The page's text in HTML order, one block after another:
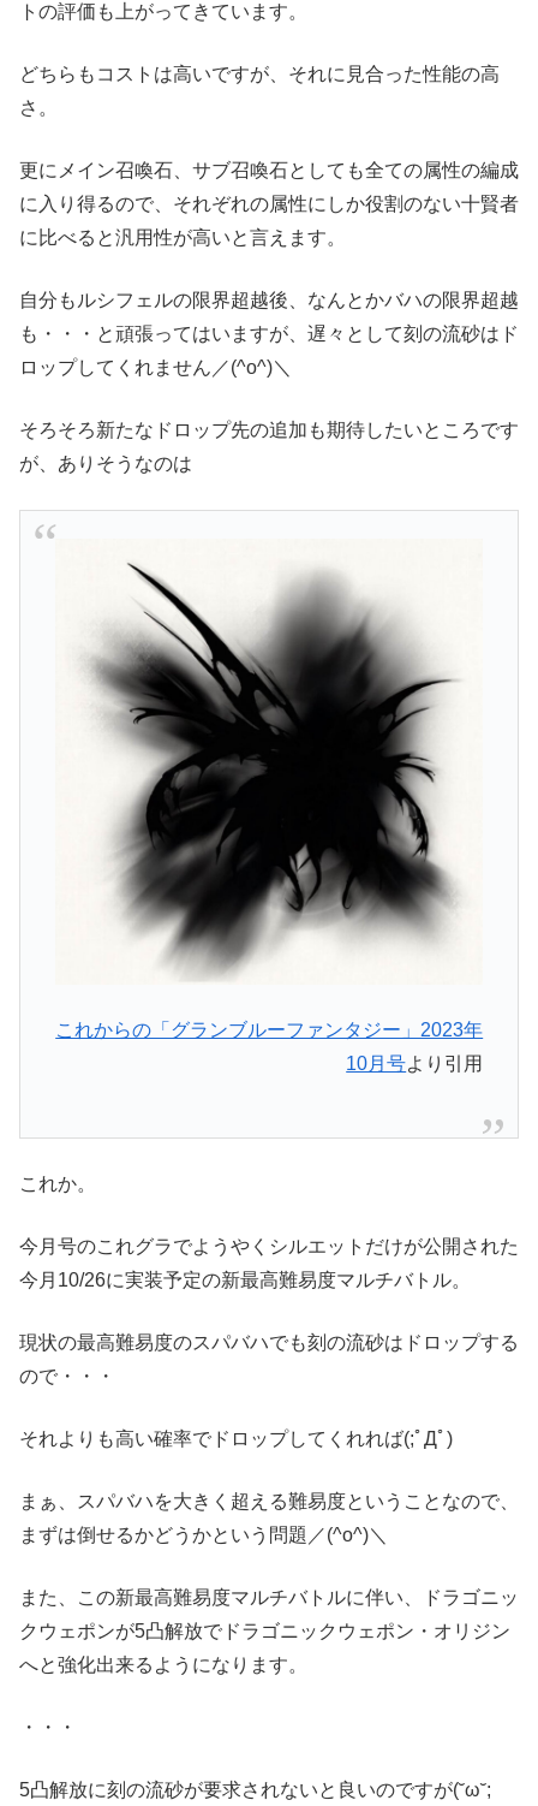
トの評価も上がってきています。
どちらもコストは高いですが、それに見合った性能の高
さ。
更にメイン召喚石、サブ召喚石としても全ての属性の編成
に入り得るので、それぞれの属性にしか役割のない十賢者
に比べると汎用性が高いと言えます。
自分もルシフェルの限界超越後、なんとかバハの限界超越
も・・・と頑張ってはいますが、遅々として刻の流砂はド
ロップしてくれません／(^o^)＼
そろそろ新たなドロップ先の追加も期待したいところです
が、ありそうなのは
これからの「グランブルーファンタジー」2023年
10月号より引用
これか。
今月号のこれグラでようやくシルエットだけが公開された
今月10/26に実装予定の新最高難易度マルチバトル。
現状の最高難易度のスパバハでも刻の流砂はドロップする
ので・・・
それよりも高い確率でドロップしてくれれば(;ﾟДﾟ)
まぁ、スパバハを大きく超える難易度ということなので、
まずは倒せるかどうかという問題／(^o^)＼
また、この新最高難易度マルチバトルに伴い、ドラゴニッ
クウェポンが5凸解放でドラゴニックウェポン・オリジン
へと強化出来るようになります。
・・・
5凸解放に刻の流砂が要求されないと良いのですが(˘ω˘;